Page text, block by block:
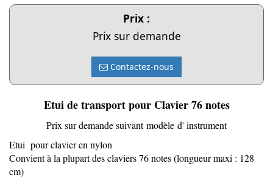
Prix :
Prix sur demande
Contactez-nous
Etui de transport pour Clavier 76 notes
Prix sur demande suivant modèle d' instrument
Etui pour clavier en nylon
Convient à la plupart des claviers 76 notes (longueur maxi : 128
cm)